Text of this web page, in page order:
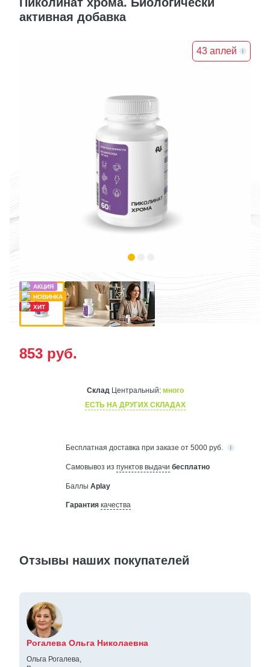
активная добавка
43 аплей
853 руб.
СкладЦентральный: много
ЕСТЬ НА ДРУГИХ СКЛАДАХ
Бесплатная доставка при заказе от 5000 руб.
Самовывоз из пунктов выдачи бесплатно
Баллы Aplay
Гарантия качества
Отзывы наших покупателей
Рогалева Ольга Николаевна
Ольга Рогалева,